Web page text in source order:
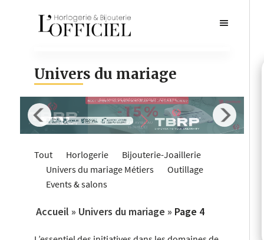
Univers du mariage
Tout Horlogerie
Bijouterie-Joaillerie
Univers du mariage Métiers
Outillage
Events & salons
Accueil » Univers du mariage » Page 4